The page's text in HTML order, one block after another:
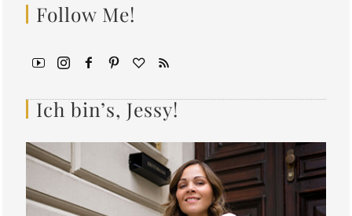
Follow Me!
Ich bin’s, Jessy!